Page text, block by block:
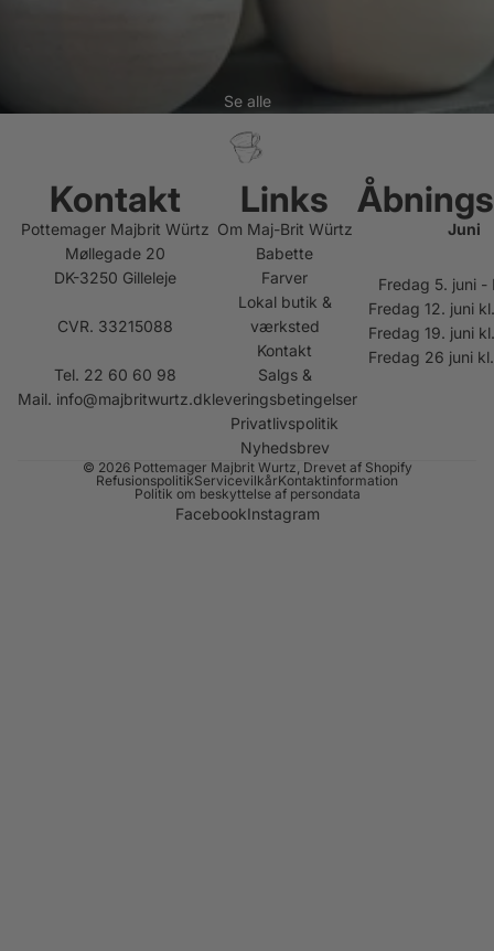
Se alle
Kontakt
Pottemager Majbrit Würtz
Møllegade 20
DK-3250 Gilleleje
CVR. 33215088
Tel. 22 60 60 98
Mail. info@majbritwurtz.dk
Links
Om Maj-Brit Würtz
Babette
Farver
Lokal butik &
værksted
Kontakt
Salgs &
leveringsbetingelser
Privatlivspolitik
Nyhedsbrev
Juni
Fredag 5. juni -
Fredag 12. juni
Fredag 19. juni
Fredag 26 juni
© 2026 Pottemager Majbrit Wurtz, Drevet af Shopify
RefusionspolitikServicevilkårKontaktinformation
Politik om beskyttelse af persondata
FacebookInstagram